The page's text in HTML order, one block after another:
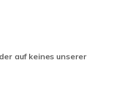
auf keines unserer